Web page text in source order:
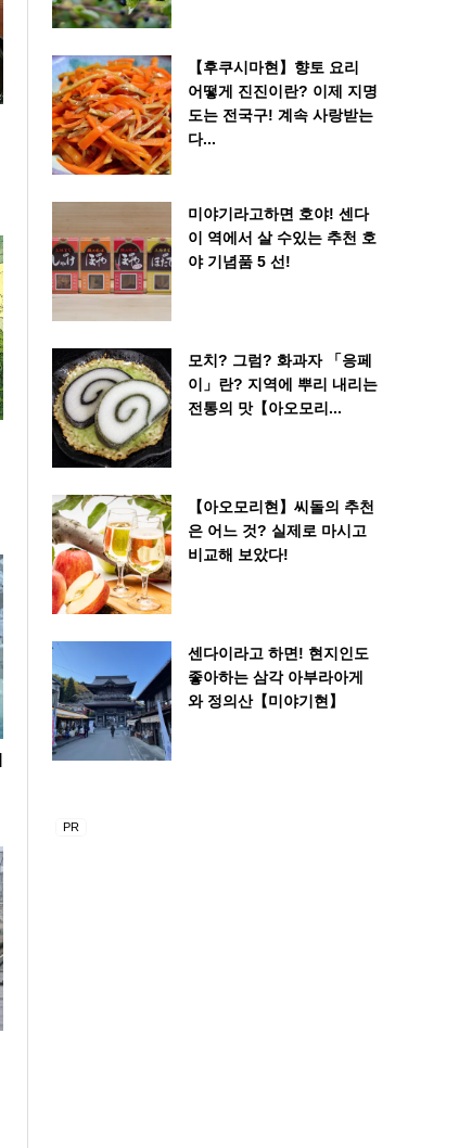
【후쿠시마현】향토 요리
어떻게 진진이란? 이제 지명
도는 전국구! 계속 사랑받는
다...
미야기라고하면 호야! 센다
이 역에서 살 수있는 추천 호
야 기념품 5 선!
모치? 그럼? 화과자 「응페
이」란? 지역에 뿌리 내리는
전통의 맛【아오모리...
【아오모리현】씨돌의 추천
은 어느 것? 실제로 마시고
비교해 보았다!
센다이라고 하면! 현지인도
좋아하는 삼각 아부라아게
와 정의산【미야기현】